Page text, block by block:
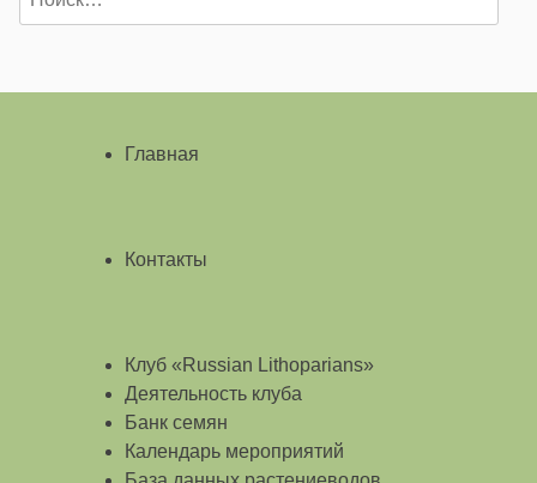
Главная
Контакты
Клуб «Russian Lithoparians»
Деятельность клуба
Банк семян
Календарь мероприятий